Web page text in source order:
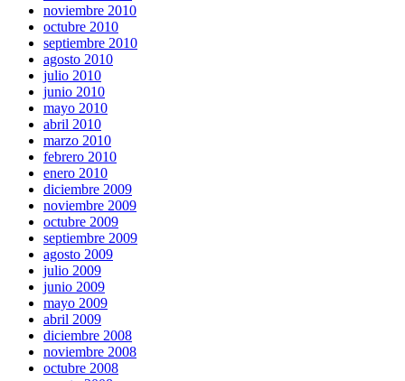
noviembre 2010
octubre 2010
septiembre 2010
agosto 2010
julio 2010
junio 2010
mayo 2010
abril 2010
marzo 2010
febrero 2010
enero 2010
diciembre 2009
noviembre 2009
octubre 2009
septiembre 2009
agosto 2009
julio 2009
junio 2009
mayo 2009
abril 2009
diciembre 2008
noviembre 2008
octubre 2008